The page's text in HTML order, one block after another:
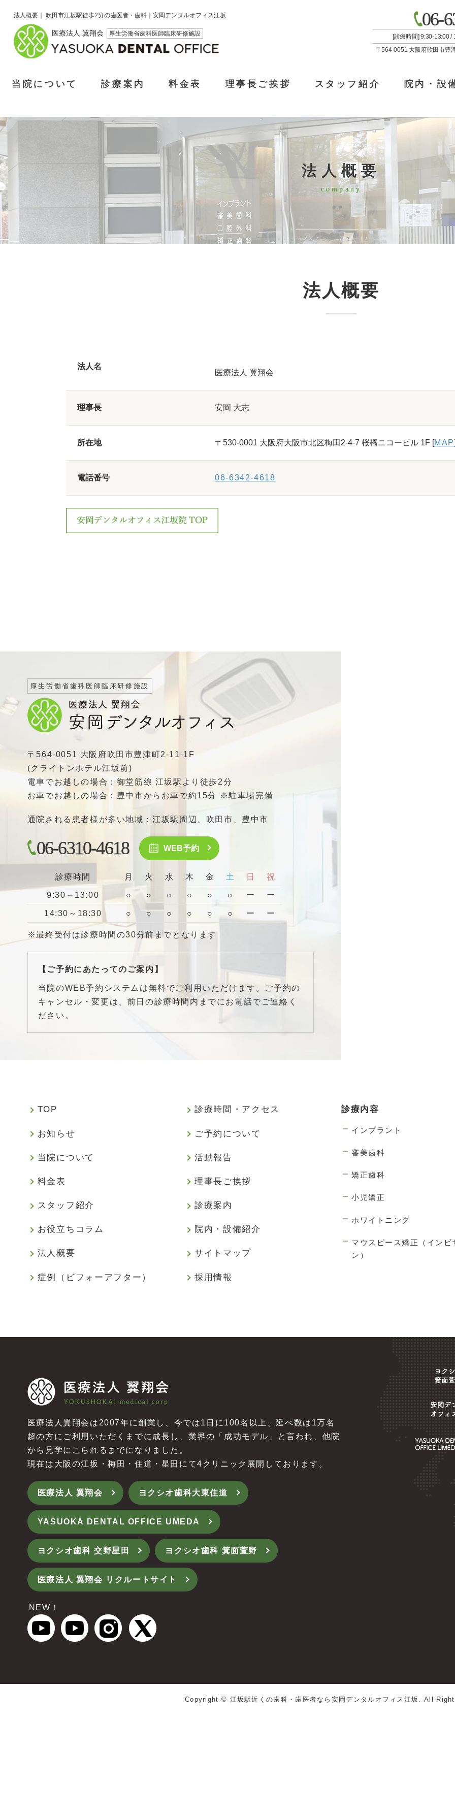
法人概要｜ 吹田市江坂駅徒歩2分の歯医者・歯科｜安岡デンタルオフィス江坂
医療法人 翼翔会 厚生労働省歯科医師臨床研修施設
06-
[診療時間] 9:30-13:00
〒564-0051 大阪府吹田市豊
当院について 診療案内 料金表 理事長ご挨拶 スタッフ紹介 院内・設
法人概要
company
法人概要
法人名
医療法人 翼翔会
理事長 安岡 大志
所在地 〒530-0001 大阪府大阪市北区梅田2-4-7 桜橋ニコービル 1F [MAP
電話番号 06-6342-4618
厚生労働省歯科医師臨床研修施設
〒564-0051 大阪府吹田市豊津町2-11-1F
(クライトンホテル江坂前)
電車でお越しの場合：御堂筋線 江坂駅より徒歩2分
お車でお越しの場合：豊中市からお車で約15分 ※駐車場完備
通院される患者様が多い地域：江坂駅周辺、吹田市、豊中市
06-6310-4618 WEB予約
診療時間 月 火 水 木 金 土 日 祝
9:30～13:00 ○ ○ ○ ○ ○ ○ ー ー
14:30～18:30 ○ ○ ○ ○ ○ ○ ー ー
※最終受付は診療時間の30分前までとなります
【ご予約にあたってのご案内】
当院のWEB予約システムは無料でご利用いただけます。ご予約の
キャンセル・変更は、前日の診療時間内までにお電話でご連絡く
ださい。
TOP 診療時間・アクセス
お知らせ ご予約について
当院について 活動報告
料金表 理事長ご挨拶
スタッフ紹介 診療案内
お役立ちコラム 院内・設備紹介
法人概要 サイトマップ
症例（ビフォーアフター） 採用情報
診療内容
インプラント
審美歯科
矯正歯科
小児矯正
ホワイトニング
マウスピース矯正（インビ
ン）
医療法人翼翔会は2007年に創業し、今では1日に100名以上、延べ数は1万名
超の方にご利用いただくまでに成長し、業界の「成功モデル」と言われ、他院
から見学にこられるまでになりました。
現在は大阪の江坂・梅田・住道・星田にて4 クリニック展開しております。
医療法人 翼翔会 ヨクシオ歯科大東住道
YASUOKA DENTAL OFFICE UMEDA
ヨクシオ歯科 交野星田 ヨクシオ歯科 箕面萱野
医療法人 翼翔会 リクルートサイト
NEW！
Copyright © 江坂駅近くの歯科・歯医者なら安岡デンタルオフィス江坂. All